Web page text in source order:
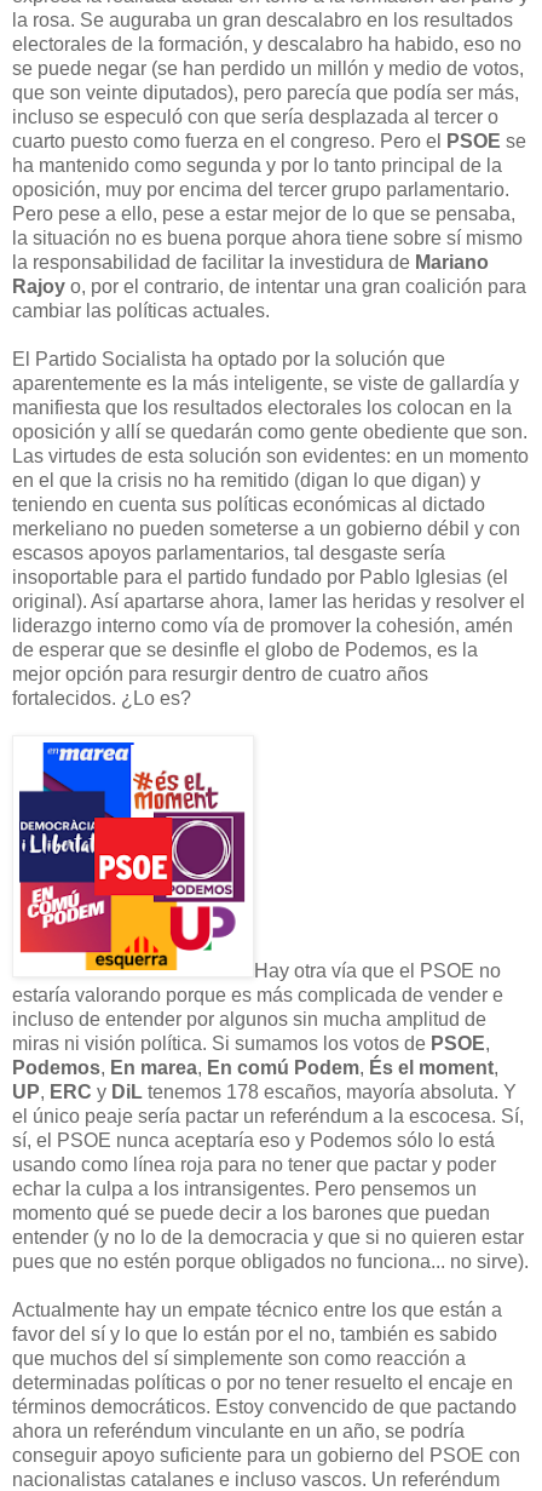
la rosa. Se auguraba un gran descalabro en los resultados
electorales de la formación, y descalabro ha habido, eso no
se puede negar (se han perdido un millón y medio de votos,
que son veinte diputados), pero parecía que podía ser más,
incluso se especuló con que sería desplazada al tercer o
cuarto puesto como fuerza en el congreso. Pero el
PSOE se
ha mantenido como segunda y por lo tanto principal de la
oposición, muy por encima del tercer grupo parlamentario.
Pero pese a ello, pese a estar mejor de lo que se pensaba,
la situación no es buena porque ahora tiene sobre sí mismo
la responsabilidad de facilitar la investidura de Mariano
Rajoy o, por el contrario, de intentar una gran coalición para
cambiar las políticas actuales.
El Partido Socialista ha optado por la solución que
aparentemente es la más inteligente, se viste de gallardía y
manifiesta que los resultados electorales los colocan en la
oposición y allí se quedarán como gente obediente que son.
Las virtudes de esta solución son evidentes: en un momento
en el que la crisis no ha remitido (digan lo que digan) y
teniendo en cuenta sus políticas económicas al dictado
merkeliano no pueden someterse a un gobierno débil y con
escasos apoyos parlamentarios, tal desgaste sería
insoportable para el partido fundado por Pablo Iglesias (el
original). Así apartarse ahora, lamer las heridas y resolver el
liderazgo interno como vía de promover la cohesión, amén
de esperar que se desinfle el globo de Podemos, es la
mejor opción para resurgir dentro de cuatro años
fortalecidos. ¿Lo es?
Hay otra vía que el PSOE no
estaría valorando porque es más complicada de vender e
incluso de entender por algunos sin mucha amplitud de
miras ni visión política. Si sumamos los votos de PSOE,
Podemos, En marea, En comú Podem, És el moment,
UP, ERC y DiL tenemos 178 escaños, mayoría absoluta. Y
el único peaje sería pactar un referéndum a la escocesa. Sí,
sí, el PSOE nunca aceptaría eso y Podemos sólo lo está
usando como línea roja para no tener que pactar y poder
echar la culpa a los intransigentes. Pero pensemos un
momento qué se puede decir a los barones que puedan
entender (y no lo de la democracia y que si no quieren estar
pues que no estén porque obligados no funciona... no sirve).
Actualmente hay un empate técnico entre los que están a
favor del sí y lo que lo están por el no, también es sabido
que muchos del sí simplemente son como reacción a
determinadas políticas o por no tener resuelto el encaje en
términos democráticos. Estoy convencido de que pactando
ahora un referéndum vinculante en un año, se podría
conseguir apoyo suficiente para un gobierno del PSOE con
nacionalistas catalanes e incluso vascos. Un referéndum